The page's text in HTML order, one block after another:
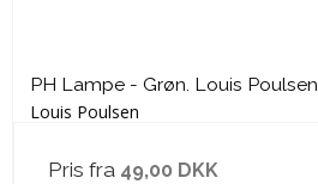
PH Lampe - Grøn. Louis Poulsen
Louis Poulsen
Pris fra 49,00 DKK